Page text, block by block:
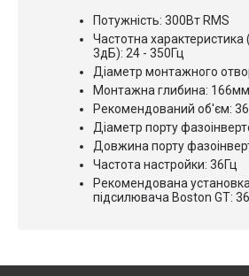
Потужність: 300Вт RMS
Частотна характеристика
3дБ): 24 - 350Гц
Діаметр монтажного
Монтажна глибина: 166мм
Рекомендований об'єм:
Діаметр порту
Довжина порту
Частота настройки: 36Гц
Рекомендована
підсилювача Boston GT: